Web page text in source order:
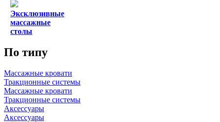
Эксклюзивные
массажные
столы
По типу
Массажные кровати
Тракционные системы
Массажные кровати
Тракционные системы
Аксессуары
Аксессуары